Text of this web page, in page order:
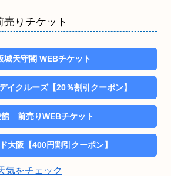
りチケット
城天守閣 WEBチケット
イクルーズ【20％割引クーポン】
館 前売りWEBチケット
大阪【400円割引クーポン】
気をチェック